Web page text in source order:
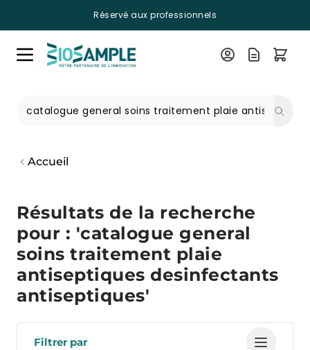
Réservé aux professionnels
Accueil
Résultats de la recherche
pour : 'catalogue general
soins traitement plaie
antiseptiques desinfectants
antiseptiques'
Filtrer par